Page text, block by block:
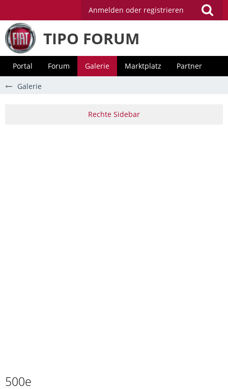
Anmelden oder registrieren
TIPO FORUM
Portal Forum Galerie Marktplatz Partner
Galerie
500e